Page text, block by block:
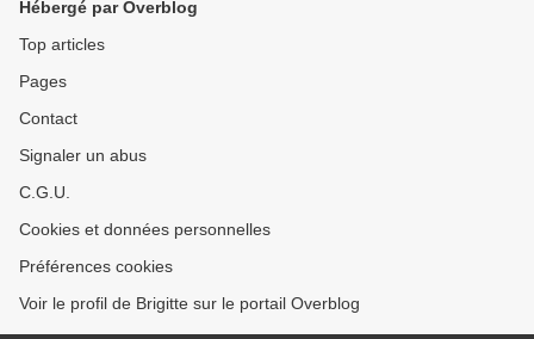
Hébergé par Overblog
Top articles
Pages
Contact
Signaler un abus
C.G.U.
Cookies et données personnelles
Préférences cookies
Voir le profil de Brigitte sur le portail Overblog